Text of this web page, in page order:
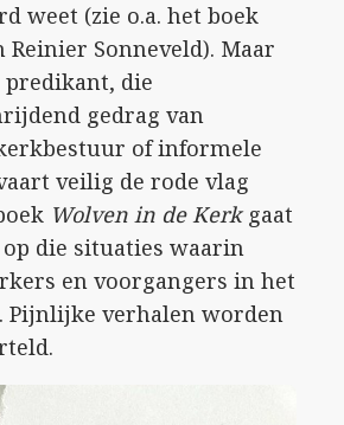
weet (zie o.a. het boek
Reinier Sonneveld). Maar
predikant, die
gedrag van
of informele
veilig de rode vlag
Wolven in de Kerkgaat
die situaties waarin
en voorgangers in het
Pijnlijke verhalen worden